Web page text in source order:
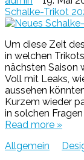
Schalke-Trikot
Um diese Zeit
in welchen
nächsten Saison
Voll mit Leaks,
aussehen
Kurzem wieder
in solchen
Read more »
Allgemein